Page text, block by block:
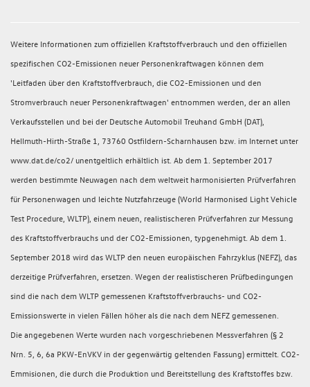
Weitere Informationen zum offiziellen Kraftstoffverbrauch und den offiziellen
spezifischen CO2-Emissionen neuer Personenkraftwagen können dem
'Leitfaden über den Kraftstoffverbrauch, die CO2-Emissionen und den
Stromverbrauch neuer Personenkraftwagen' entnommen werden, der an allen
Verkaufsstellen und bei der Deutsche Automobil Treuhand GmbH (DAT),
Hellmuth-Hirth-Straße 1, 73760 Ostfildern-Scharnhausen bzw. im Internet unter
www.dat.de/co2/ unentgeltlich erhältlich ist. Ab dem 1. September 2017
werden bestimmte Neuwagen nach dem weltweit harmonisierten Prüfverfahren
für Personenwagen und leichte Nutzfahrzeuge (World Harmonised Light Vehicle
Test Procedure, WLTP), einem neuen, realistischeren Prüfverfahren zur Messung
des Kraftstoffverbrauchs und der CO2-Emissionen, typgenehmigt. Ab dem 1.
September 2018 wird das WLTP den neuen europäischen Fahrzyklus (NEFZ), das
derzeitige Prüfverfahren, ersetzen. Wegen der realistischeren Prüfbedingungen
sind die nach dem WLTP gemessenen Kraftstoffverbrauchs- und CO2-
Emissionswerte in vielen Fällen höher als die nach dem NEFZ gemessenen.
Die angegebenen Werte wurden nach vorgeschriebenen Messverfahren (§ 2
Nrn. 5, 6, 6a PKW-EnVKV in der gegenwärtig geltenden Fassung) ermittelt. CO2-
Emmisionen, die durch die Produktion und Bereitstellung des Kraftstoffes bzw.